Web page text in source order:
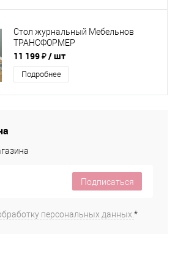
Стол журнальный Мебельнов
ТРАНСФОРМЕР
(800/1600х800х430/750)
11 199 ₽/ шт
Подробнее
Подписаться
персональных данных.*